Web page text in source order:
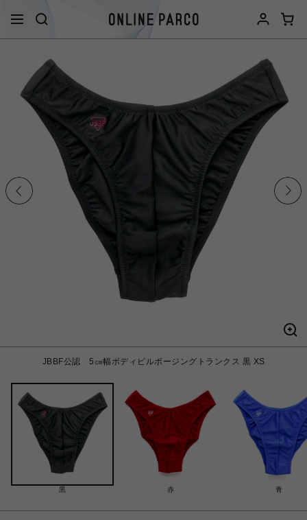
JBBF公認 5㎝幅ボディビルポージングトランクス 黒 XS
黒 赤 青